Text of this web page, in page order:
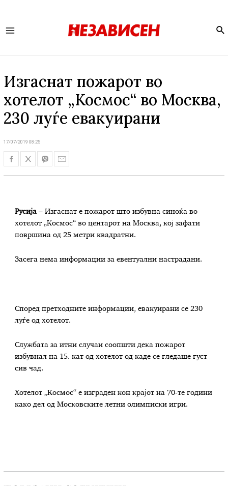
Изгаснат пожарот во
хотелот „Космос“ во Москва,
230 луѓе евакуирани
17/07/2019 08:25
Русија – Изгаснат е пожарот што избувна синоќа во
хотелот „Космос“ во центарот на Москва, кој зафати
површина од 25 метри квадратни.
Засега нема информации за евентуални настрадани.
Според претходните информации, евакуирани се 230
луѓе од хотелот.
Службата за итни случаи соопшти дека пожарот
избувнал на 15. кат од хотелот од каде се гледаше густ
сив чад.
Хотелот „Космос“ е изграден кон крајот на 70-те години
како дел од Московските летни олимписки игри.